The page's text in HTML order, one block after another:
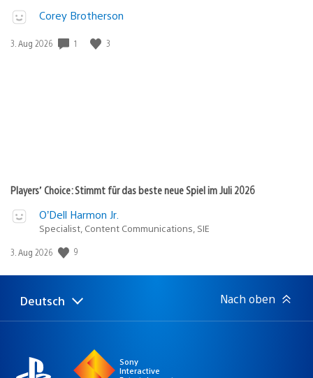
Corey Brotherson
Veröffentlichungsdatum:
3. Aug 2026 1 3
Players’ Choice: Stimmt für das beste neue Spiel im Juli 2026
O’Dell Harmon Jr.
Specialist, Content Communications, SIE
Veröffentlichungsdatum:
3. Aug 2026 9
Select
Aktuelle
Deutsch Nach oben
Sony
Interactive